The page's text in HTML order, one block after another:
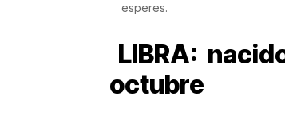
esperes.
LIBRA:
octubre